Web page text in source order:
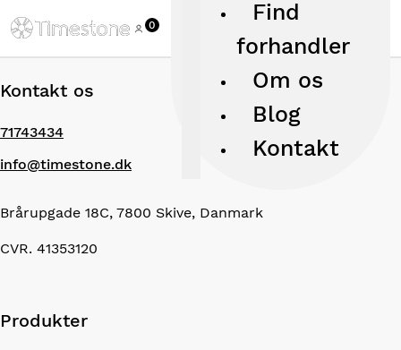
0
Find
forhandler
Om os
Blog
Kontakt
Kontakt os
71743434
info@timestone.dk
Brårupgade 18C, 7800 Skive, Danmark
CVR. 41353120
Produkter